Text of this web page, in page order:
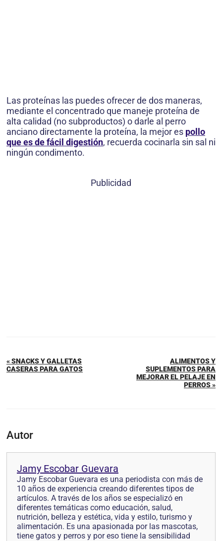
Las proteínas las puedes ofrecer de dos maneras,
mediante el concentrado que maneje proteína de
alta calidad (no subproductos) o darle al perro
anciano directamente la proteína, la mejor es pollo
que es de fácil digestión, recuerda cocinarla sin sal ni
ningún condimento.
Publicidad
« SNACKS Y GALLETAS
CASERAS PARA GATOS
ALIMENTOS Y
SUPLEMENTOS PARA
MEJORAR EL PELAJE EN
PERROS »
Autor
Jamy Escobar Guevara
Jamy Escobar Guevara es una periodista con más de
10 años de experiencia creando diferentes tipos de
artículos. A través de los años se especializó en
diferentes temáticas como educación, salud,
nutrición, belleza y estética, vida y estilo, turismo y
alimentación. Es una apasionada por las mascotas,
tiene gatos y perros y por eso tiene la sensibilidad